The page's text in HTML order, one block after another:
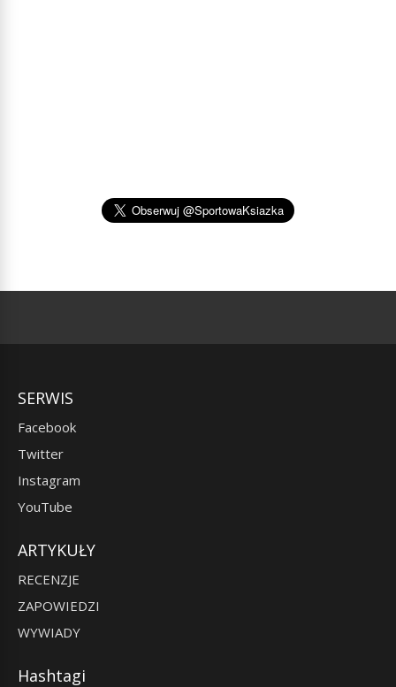
SERWIS
Facebook
Twitter
Instagram
YouTube
ARTYKUŁY
RECENZJE
ZAPOWIEDZI
WYWIADY
Hashtagi